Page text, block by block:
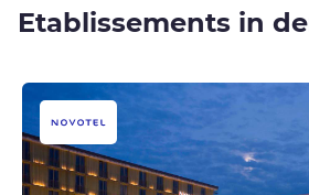
Etablissements in